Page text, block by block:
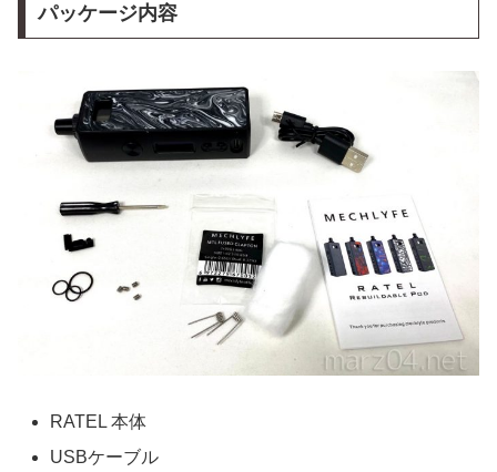
パッケージ内容
RATEL 本体
USBケーブル